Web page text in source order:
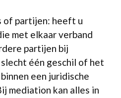
of partijen: heeft u
met elkaar verband
partijen bij
één geschil of het
een juridische
mediation kan alles in